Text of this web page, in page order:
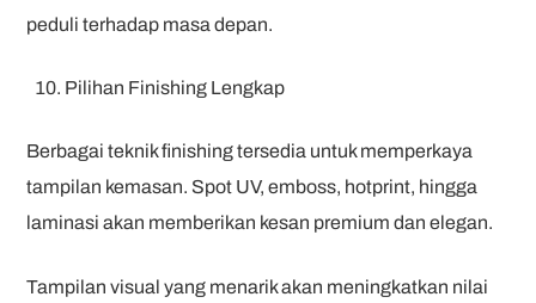
peduli terhadap masa depan.
Pilihan Finishing Lengkap
Berbagai teknik finishing tersedia untuk memperkaya
tampilan kemasan. Spot UV, emboss, hotprint, hingga
laminasi akan memberikan kesan premium dan elegan.
Tampilan visual yang menarik akan meningkatkan nilai